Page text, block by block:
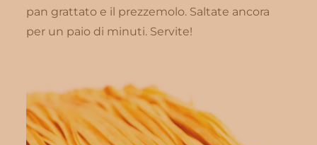
pan grattato e il prezzemolo. Saltate ancora
per un paio di minuti. Servite!